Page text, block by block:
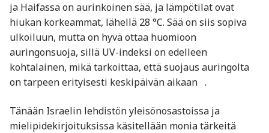
ja Haifassa on aurinkoinen sää, ja lämpötilat ovat
hiukan korkeammat, lähellä 28 °C. Sää on siis sopiva
ulkoiluun, mutta on hyvä ottaa huomioon
auringonsuoja, sillä UV-indeksi on edelleen
kohtalainen, mikä tarkoittaa, että suojaus auringolta
on tarpeen erityisesti keskipäivän aikaan​ ​ ​ ​.
Tänään Israelin lehdistön yleisönosastoissa ja
mielipidekirjoituksissa käsitellään monia tärkeitä